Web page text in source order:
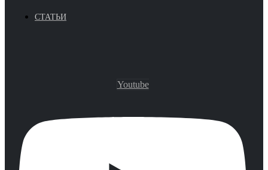
СТАТЬИ
Youtube